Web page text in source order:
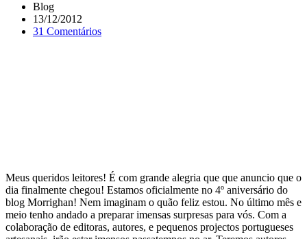
Blog
13/12/2012
31 Comentários
Meus queridos leitores! É com grande alegria que que anuncio que o
dia finalmente chegou! Estamos oficialmente no 4º aniversário do
blog Morrighan! Nem imaginam o quão feliz estou. No último mês e
meio tenho andado a preparar imensas surpresas para vós. Com a
colaboração de editoras, autores, e pequenos projectos portugueses